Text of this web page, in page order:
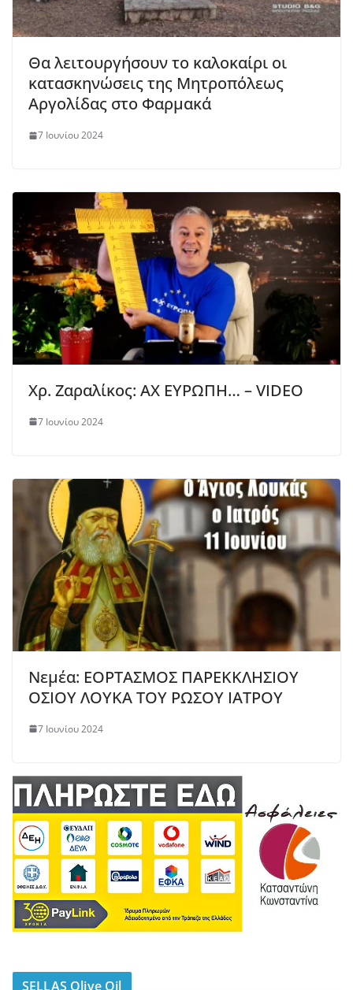
Θα λειτουργήσουν το καλοκαίρι οι
κατασκηνώσεις της Μητροπόλεως
Αργολίδας στο Φαρμακά
7 Ιουνίου 2024
Χρ. Ζαραλίκος: ΑΧ ΕΥΡΩΠΗ… – VIDEO
7 Ιουνίου 2024
Νεμέα: ΕΟΡΤΑΣΜΟΣ ΠΑΡΕΚΚΛΗΣΙΟΥ
ΟΣΙΟΥ ΛΟΥΚΑ ΤΟΥ ΡΩΣΟΥ ΙΑΤΡΟΥ
7 Ιουνίου 2024
SELLAS Olive Oil